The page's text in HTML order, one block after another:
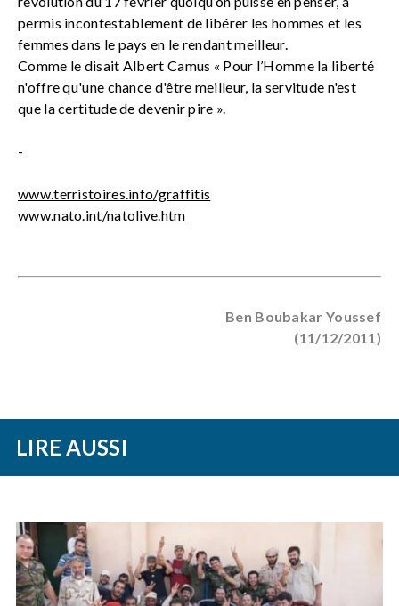
permis incontestablement de libérer les hommes et les
femmes dans le pays en le rendant meilleur.
Comme le disait Albert Camus « Pour l’Homme la liberté
n'offre qu'une chance d'être meilleur, la servitude n'est
que la certitude de devenir pire ».
-
www.terristoires.info/graffitis
www.nato.int/natolive.htm
Ben Boubakar Youssef
(11/12/2011)
LIRE AUSSI